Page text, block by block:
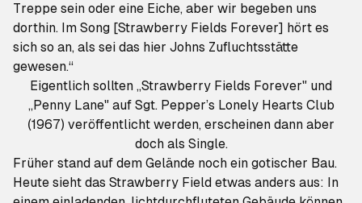
Treppe sein oder eine Eiche, aber wir begeben uns
dorthin. Im Song [Strawberry Fields Forever] hört es
sich so an, als sei das hier Johns Zufluchtsstätte
gewesen.“
Eigentlich sollten „Strawberry Fields Forever" und
„Penny Lane" auf Sgt. Pepper’s Lonely Hearts Club
(1967) veröffentlicht werden, erscheinen dann aber
doch als Single.
Früher stand auf dem Gelände noch ein gotischer Bau.
Heute sieht das Strawberry Field etwas anders aus: In